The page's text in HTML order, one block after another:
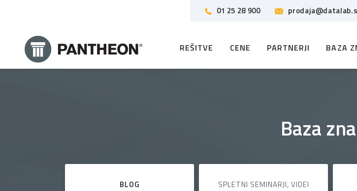
01 25 28 900
REŠITVE CENE PARTNERJI BAZA
Baza
BLOG SPLETNI SEMINARJI, VIDEI